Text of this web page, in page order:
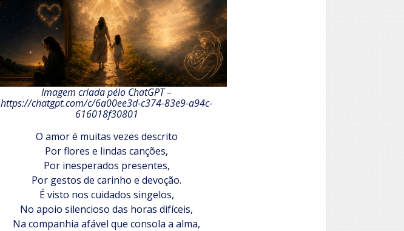
Imagem criada pélo ChatGPT –
https://chatgpt.com/c/6a00ee3d-c374-83e9-a94c-
616018f30801
O amor é muitas vezes descrito
Por flores e lindas canções,
Por inesperados presentes,
Por gestos de carinho e devoção.
É visto nos cuidados singelos,
No apoio silencioso das horas difíceis,
Na companhia afável que consola a alma,